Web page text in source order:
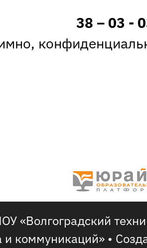
38 – 03 -
«Волгоградский
и коммуникаций» •